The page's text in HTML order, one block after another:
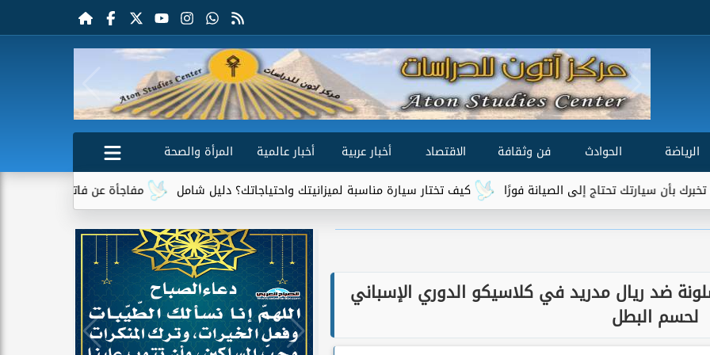
الرياضة الحوادث فن وثقافة الاقتصاد أخبار عربية أخبار عالمية
المرأة والصحة
مفاجأة عن فاتورة الكهرباء.. جهاز واحد يتصدر
كيف تختار سيارة مناسبة لميزانيتك واحتياجاتك؟ دليل شامل إلى الصيانة فورًا
ضد ريال مدريد في كلاسيكو الدوري الإسباني
لحسم البطل